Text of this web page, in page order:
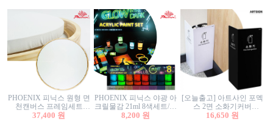
PHOENIX 피닉스 원형 면
천캔버스 프레임세트
40cm/원형캔버스/플로팅
37,400 원
PHOENIX 피닉스 야광 아
크릴물감 21ml 8색세트/야
광물감
8,200 원
[오늘출고] 아트사인 포멕
스 2면 소화기커버
1470/1471/소화기커버/소
16,650 원